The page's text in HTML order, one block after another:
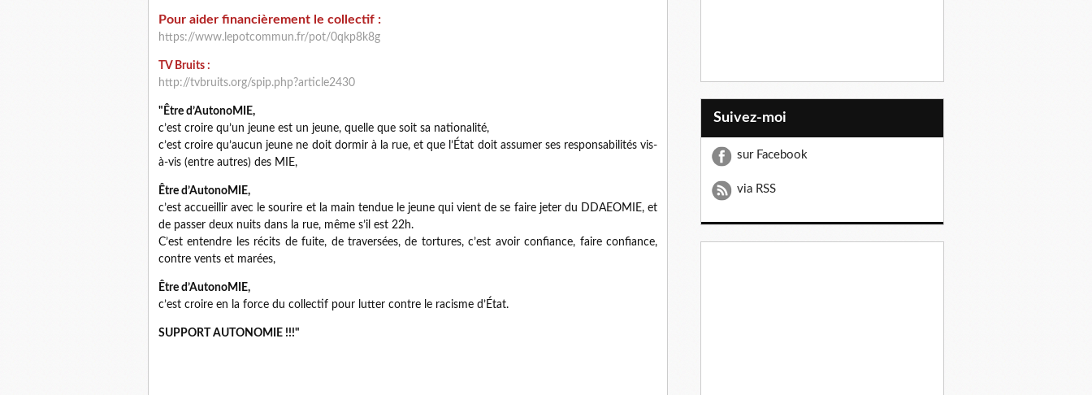
Pour aider financièrement le collectif :
https://www.lepotcommun.fr/pot/0qkp8k8g
TV Bruits :
http://tvbruits.org/spip.php?article2430
"Être d’AutonoMIE,
c’est croire qu’un jeune est un jeune, quelle que soit sa nationalité,
c’est croire qu’aucun jeune ne doit dormir à la rue, et que l’État doit assumer ses responsabilités vis-
à-vis (entre autres) des MIE,
Être d’AutonoMIE,
c’est accueillir avec le sourire et la main tendue le jeune qui vient de se faire jeter du DDAEOMIE, et
de passer deux nuits dans la rue, même s’il est 22h.
C’est entendre les récits de fuite, de traversées, de tortures, c’est avoir confiance, faire confiance,
contre vents et marées,
Être d’AutonoMIE,
c’est croire en la force du collectif pour lutter contre le racisme d’État.
SUPPORT AUTONOMIE !!!"
Suivez-moi
sur Facebook
via RSS